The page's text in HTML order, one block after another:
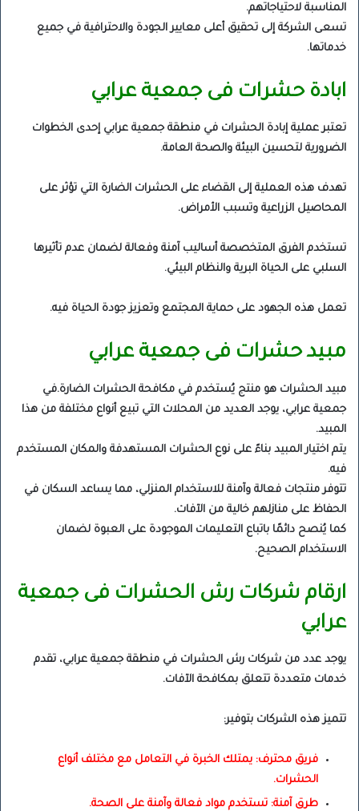
المناسبة لاحتياجاتهم.
تسعى الشركة إلى تحقيق أعلى معايير الجودة والاحترافية في جميع
خدماتها.
ابادة حشرات فى جمعية عرابي
تعتبر عملية إبادة الحشرات في منطقة جمعية عرابي إحدى الخطوات
الضرورية لتحسين البيئة والصحة العامة.
تهدف هذه العملية إلى القضاء على الحشرات الضارة التي تؤثر على
المحاصيل الزراعية وتسبب الأمراض.
تستخدم الفرق المتخصصة أساليب آمنة وفعالة لضمان عدم تأثيرها
السلبي على الحياة البرية والنظام البيئي.
تعمل هذه الجهود على حماية المجتمع وتعزيز جودة الحياة فيه.
مبيد حشرات فى جمعية عرابي
مبيد الحشرات هو منتج يُستخدم في مكافحة الحشرات الضارة.في
جمعية عرابي، يوجد العديد من المحلات التي تبيع أنواع مختلفة من هذا
المبيد.
يتم اختيار المبيد بناءً على نوع الحشرات المستهدفة والمكان المستخدم
فيه.
تتوفر منتجات فعالة وآمنة للاستخدام المنزلي، مما يساعد السكان في
الحفاظ على منازلهم خالية من الآفات.
كما يُنصح دائمًا باتباع التعليمات الموجودة على العبوة لضمان
الاستخدام الصحيح.
ارقام شركات رش الحشرات فى جمعية
عرابي
يوجد عدد من شركات رش الحشرات في منطقة جمعية عرابي، تقدم
خدمات متعددة تتعلق بمكافحة الآفات.
تتميز هذه الشركات بتوفير:
فريق محترف: يمتلك الخبرة في التعامل مع مختلف أنواع
الحشرات.
طرق آمنة: تستخدم مواد فعالة وآمنة على الصحة.